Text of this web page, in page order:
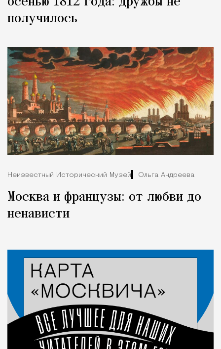
получилось
Неизвестный Исторический Музей Ольга Андреева
Москва и французы: от любви до
ненависти